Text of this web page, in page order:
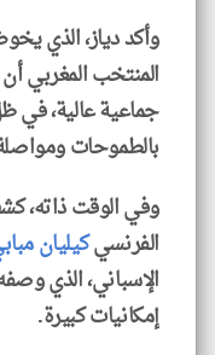
وأكد دياز، الذي
المنتخب المغربي
جماعية عالية، في
بالطموحات ومواصلة
وفي الوقت ذاته،
الفرنسيكيليان
الإسباني، الذي
إمكانيات كبيرة.